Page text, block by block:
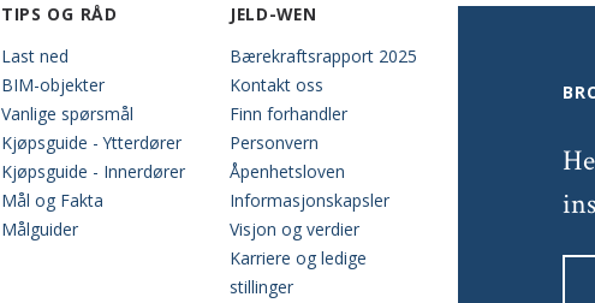
TIPS OG RÅD
Last ned
BIM-objekter
Vanlige spørsmål
Kjøpsguide - Ytterdører
Kjøpsguide - Innerdører
Mål og Fakta
Målguider
JELD-WEN
Bærekraftsrapport 2025
Kontakt oss
Finn forhandler
Personvern
Åpenhetsloven
Informasjonskapsler
Visjon og verdier
Karriere og ledige
stillinger